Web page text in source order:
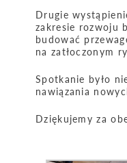
Drugie
zakresie rozwoju
budować
na zatłoczonym
Spotkanie było
nawiązania
Dziękujemy za